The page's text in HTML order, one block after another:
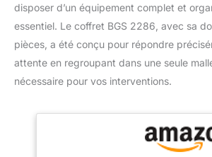
disposer d’un équipement complet et
essentiel. Le coffret BGS 2286, avec sa
pièces, a été conçu pour répondre
attente en regroupant dans une seule
nécessaire pour vos interventions.